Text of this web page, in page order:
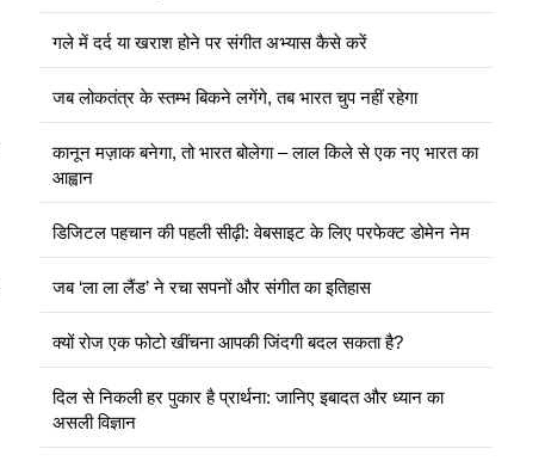
गले में दर्द या खराश होने पर संगीत अभ्यास कैसे करें
जब लोकतंत्र के स्तम्भ बिकने लगेंगे, तब भारत चुप नहीं रहेगा
कानून मज़ाक बनेगा, तो भारत बोलेगा – लाल किले से एक नए भारत का
आह्वान
डिजिटल पहचान की पहली सीढ़ी: वेबसाइट के लिए परफेक्ट डोमेन नेम
जब ‘ला ला लैंड’ ने रचा सपनों और संगीत का इतिहास
क्यों रोज एक फोटो खींचना आपकी जिंदगी बदल सकता है?
दिल से निकली हर पुकार है प्रार्थना: जानिए इबादत और ध्यान का
असली विज्ञान